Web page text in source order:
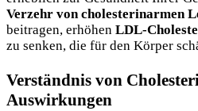
Verzehr von cholesterinarmen
beitragen, erhöhen LDL-
zu senken, die für den Körper
Verständnis von
Auswirkungen